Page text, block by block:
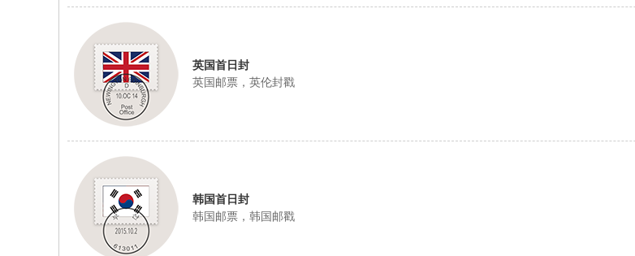
英国首日封
英国邮票，英伦封戳
韩国首日封
韩国邮票，韩国邮戳